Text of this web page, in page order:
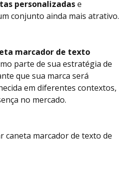
personalizadase
conjunto ainda mais atrativo.
marcador de texto
parte de sua estratégia de
que sua marca será
em diferentes contextos,
no mercado.
caneta marcador de texto de